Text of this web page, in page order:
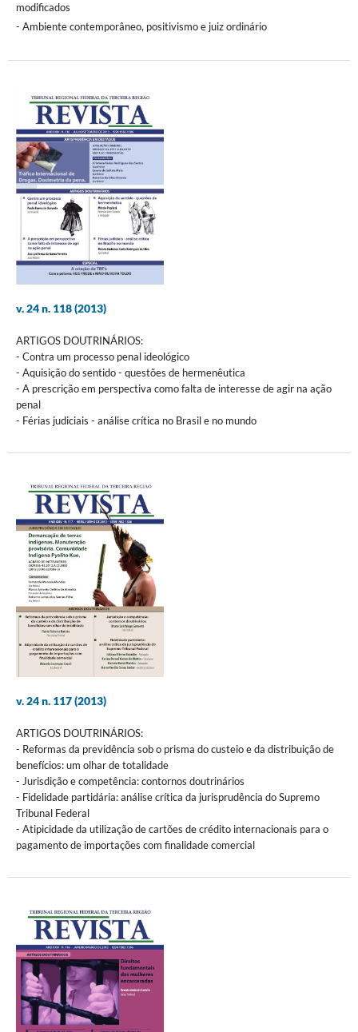
modificados
- Ambiente contemporâneo, positivismo e juiz ordinário
v. 24 n. 118 (2013)
ARTIGOS DOUTRINÁRIOS:
- Contra um processo penal ideológico
- Aquisição do sentido - questões de hermenêutica
- A prescrição em perspectiva como falta de interesse de agir na ação
penal
- Férias judiciais - análise crítica no Brasil e no mundo
v. 24 n. 117 (2013)
ARTIGOS DOUTRINÁRIOS:
- Reformas da previdência sob o prisma do custeio e da distribuição de
benefícios: um olhar de totalidade
- Jurisdição e competência: contornos doutrinários
- Fidelidade partidária: análise crítica da jurisprudência do Supremo
Tribunal Federal
- Atipicidade da utilização de cartões de crédito internacionais para o
pagamento de importações com finalidade comercial